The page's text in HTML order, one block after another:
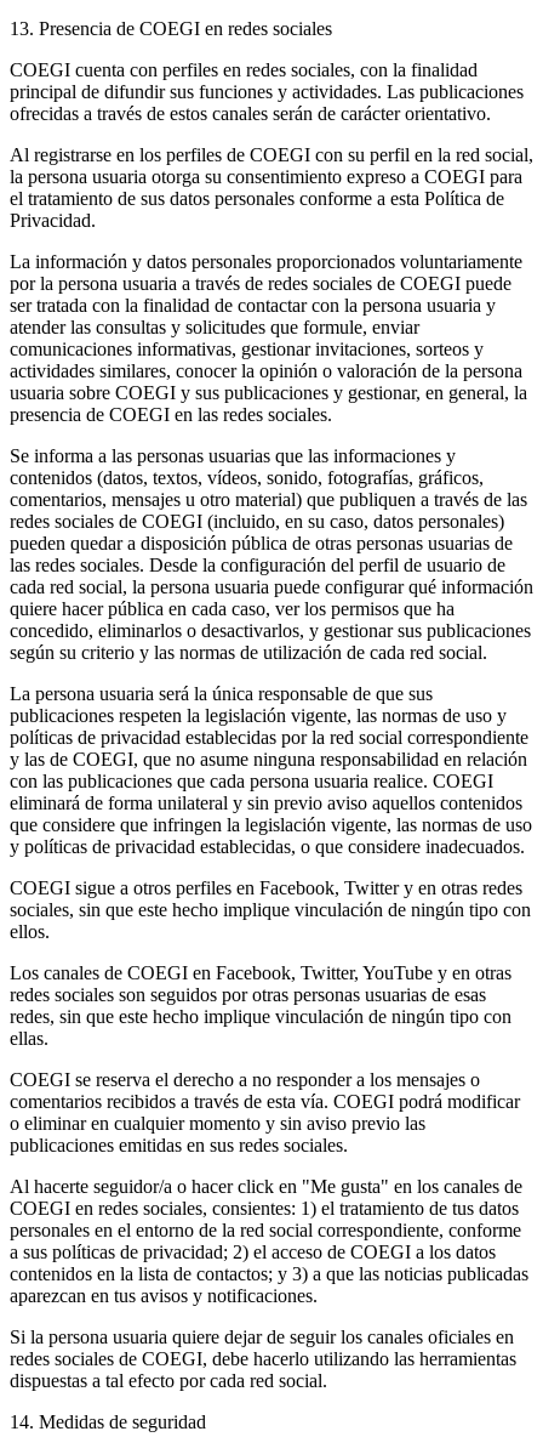
13. Presencia de COEGI en redes sociales
COEGI cuenta con perfiles en redes sociales, con la finalidad
principal de difundir sus funciones y actividades. Las publicaciones
ofrecidas a través de estos canales serán de carácter orientativo.
Al registrarse en los perfiles de COEGI con su perfil en la red social,
la persona usuaria otorga su consentimiento expreso a COEGI para
el tratamiento de sus datos personales conforme a esta Política de
Privacidad.
La información y datos personales proporcionados voluntariamente
por la persona usuaria a través de redes sociales de COEGI puede
ser tratada con la finalidad de contactar con la persona usuaria y
atender las consultas y solicitudes que formule, enviar
comunicaciones informativas, gestionar invitaciones, sorteos y
actividades similares, conocer la opinión o valoración de la persona
usuaria sobre COEGI y sus publicaciones y gestionar, en general, la
presencia de COEGI en las redes sociales.
Se informa a las personas usuarias que las informaciones y
contenidos (datos, textos, vídeos, sonido, fotografías, gráficos,
comentarios, mensajes u otro material) que publiquen a través de las
redes sociales de COEGI (incluido, en su caso, datos personales)
pueden quedar a disposición pública de otras personas usuarias de
las redes sociales. Desde la configuración del perfil de usuario de
cada red social, la persona usuaria puede configurar qué información
quiere hacer pública en cada caso, ver los permisos que ha
concedido, eliminarlos o desactivarlos, y gestionar sus publicaciones
según su criterio y las normas de utilización de cada red social.
La persona usuaria será la única responsable de que sus
publicaciones respeten la legislación vigente, las normas de uso y
políticas de privacidad establecidas por la red social correspondiente
y las de COEGI, que no asume ninguna responsabilidad en relación
con las publicaciones que cada persona usuaria realice. COEGI
eliminará de forma unilateral y sin previo aviso aquellos contenidos
que considere que infringen la legislación vigente, las normas de uso
y políticas de privacidad establecidas, o que considere inadecuados.
COEGI sigue a otros perfiles en Facebook, Twitter y en otras redes
sociales, sin que este hecho implique vinculación de ningún tipo con
ellos.
Los canales de COEGI en Facebook, Twitter, YouTube y en otras
redes sociales son seguidos por otras personas usuarias de esas
redes, sin que este hecho implique vinculación de ningún tipo con
ellas.
COEGI se reserva el derecho a no responder a los mensajes o
comentarios recibidos a través de esta vía. COEGI podrá modificar
o eliminar en cualquier momento y sin aviso previo las
publicaciones emitidas en sus redes sociales.
Al hacerte seguidor/a o hacer click en "Me gusta" en los canales de
COEGI en redes sociales, consientes: 1) el tratamiento de tus datos
personales en el entorno de la red social correspondiente, conforme
a sus políticas de privacidad; 2) el acceso de COEGI a los datos
contenidos en la lista de contactos; y 3) a que las noticias publicadas
aparezcan en tus avisos y notificaciones.
Si la persona usuaria quiere dejar de seguir los canales oficiales en
redes sociales de COEGI, debe hacerlo utilizando las herramientas
dispuestas a tal efecto por cada red social.
14. Medidas de seguridad